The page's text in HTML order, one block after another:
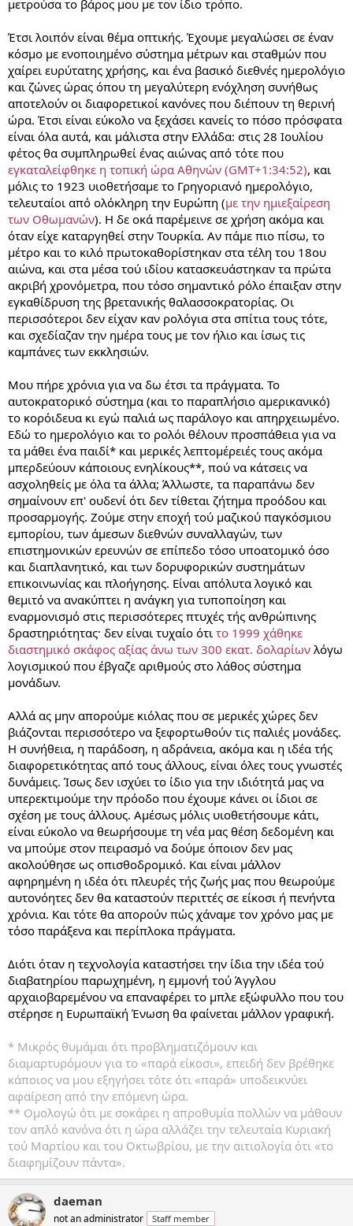
μετρούσα το βάρος μου με τον ίδιο τρόπο.
Έτσι λοιπόν είναι θέμα οπτικής. Έχουμε μεγαλώσει σε έναν
κόσμο με ενοποιημένο σύστημα μέτρων και σταθμών που
χαίρει ευρύτατης χρήσης, και ένα βασικό διεθνές ημερολόγιο
και ζώνες ώρας όπου τη μεγαλύτερη ενόχληση συνήθως
αποτελούν οι διαφορετικοί κανόνες που διέπουν τη θερινή
ώρα. Έτσι είναι εύκολο να ξεχάσει κανείς το πόσο πρόσφατα
είναι όλα αυτά, και μάλιστα στην Ελλάδα: στις 28 Ιουλίου
φέτος θα συμπληρωθεί ένας αιώνας από τότε που
εγκαταλείφθηκε η τοπική ώρα Αθηνών (GMT+1:34:52), και
μόλις το 1923 υιοθετήσαμε το Γρηγοριανό ημερολόγιο,
τελευταίοι από ολόκληρη την Ευρώπη (με την ημιεξαίρεση
των Οθωμανών). Η δε οκά παρέμεινε σε χρήση ακόμα και
όταν είχε καταργηθεί στην Τουρκία. Αν πάμε πιο πίσω, το
μέτρο και το κιλό πρωτοκαθορίστηκαν στα τέλη του 18ου
αιώνα, και στα μέσα τού ιδίου κατασκευάστηκαν τα πρώτα
ακριβή χρονόμετρα, που τόσο σημαντικό ρόλο έπαιξαν στην
εγκαθίδρυση της βρετανικής θαλασσοκρατορίας. Οι
περισσότεροι δεν είχαν καν ρολόγια στα σπίτια τους τότε,
και σχεδίαζαν την ημέρα τους με τον ήλιο και ίσως τις
καμπάνες των εκκλησιών.
Μου πήρε χρόνια για να δω έτσι τα πράγματα. Το
αυτοκρατορικό σύστημα (και το παραπλήσιο αμερικανικό)
το κορόιδευα κι εγώ παλιά ως παράλογο και απηρχειωμένο.
Εδώ το ημερολόγιο και το ρολόι θέλουν προσπάθεια για να
τα μάθει ένα παιδί* και μερικές λεπτομέρειές τους ακόμα
μπερδεύουν κάποιους ενηλίκους**, πού να κάτσεις να
ασχοληθείς με όλα τα άλλα; Άλλωστε, τα παραπάνω δεν
σημαίνουν επ' ουδενί ότι δεν τίθεται ζήτημα προόδου και
προσαρμογής. Ζούμε στην εποχή τού μαζικού παγκόσμιου
εμπορίου, των άμεσων διεθνών συναλλαγών, των
επιστημονικών ερευνών σε επίπεδο τόσο υποατομικό όσο
και διαπλανητικό, και των δορυφορικών συστημάτων
επικοινωνίας και πλοήγησης. Είναι απόλυτα λογικό και
θεμιτό να ανακύπτει η ανάγκη για τυποποίηση και
εναρμονισμό στις περισσότερες πτυχές τής ανθρώπινης
δραστηριότητας· δεν είναι τυχαίο ότι το 1999 χάθηκε
διαστημικό σκάφος αξίας άνω των 300 εκατ. δολαρίων λόγω
λογισμικού που έβγαζε αριθμούς στο λάθος σύστημα
μονάδων.
Αλλά ας μην απορούμε κιόλας που σε μερικές χώρες δεν
βιάζονται περισσότερο να ξεφορτωθούν τις παλιές μονάδες.
Η συνήθεια, η παράδοση, η αδράνεια, ακόμα και η ιδέα τής
διαφορετικότητας από τους άλλους, είναι όλες τους γνωστές
δυνάμεις. Ίσως δεν ισχύει το ίδιο για την ιδιότητά μας να
υπερεκτιμούμε την πρόοδο που έχουμε κάνει οι ίδιοι σε
σχέση με τους άλλους. Αμέσως μόλις υιοθετήσουμε κάτι,
είναι εύκολο να θεωρήσουμε τη νέα μας θέση δεδομένη και
να μπούμε στον πειρασμό να δούμε όποιον δεν μας
ακολούθησε ως οπισθοδρομικό. Και είναι μάλλον
αφηρημένη η ιδέα ότι πλευρές τής ζωής μας που θεωρούμε
αυτονόητες δεν θα καταστούν περιττές σε είκοσι ή πενήντα
χρόνια. Και τότε θα απορούν πώς χάναμε τον χρόνο μας με
τόσο παράξενα και περίπλοκα πράγματα.
Διότι όταν η τεχνολογία καταστήσει την ίδια την ιδέα τού
διαβατηρίου παρωχημένη, η εμμονή τού Άγγλου
αρχαιοβαρεμένου να επαναφέρει το μπλε εξώφυλλο που του
στέρησε η Ευρωπαϊκή Ένωση θα φαίνεται μάλλον γραφική.
* Μικρός θυμάμαι ότι προβληματιζόμουν και
διαμαρτυρόμουν για το «παρά είκοσι», επειδή δεν βρέθηκε
κάποιος να μου εξηγήσει τότε ότι «παρά» υποδεικνύει
αφαίρεση από την επόμενη ώρα.
** Ομολογώ ότι με σοκάρει η απροθυμία πολλών να μάθουν
τον απλό κανόνα ότι η ώρα αλλάζει την τελευταία Κυριακή
τού Μαρτίου και του Οκτωβρίου, με την αιτιολογία ότι «το
διαφημίζουν πάντα».
daeman
not an administrator Staff member